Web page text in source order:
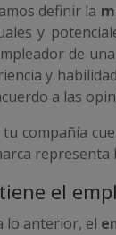
definir la
y
de
y
a las
tu compañía
el
lo anterior, el